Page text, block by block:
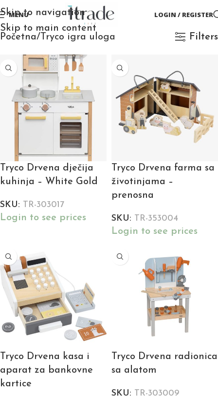
Skip to navigation
Skip to main content
MENU LOGIN / REGISTER
Početna Tryco igra uloga Filters
Tryco Drvena dječija
kuhinja – White Gold
SKU: TR-303017
Login to see prices
Tryco Drvena farma sa
životinjama –
prenosna
SKU: TR-353004
Login to see prices
Tryco Drvena kasa i
aparat za bankovne
kartice
Tryco Drvena radionica
sa alatom
SKU: TR-303009